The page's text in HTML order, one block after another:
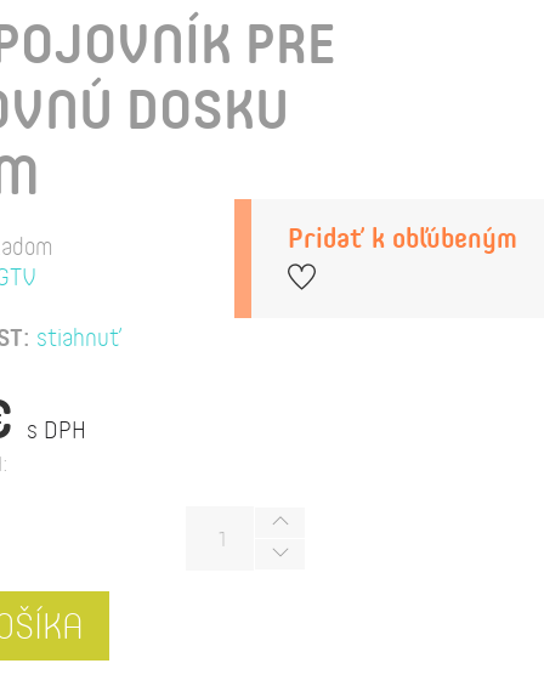
PRE
DOSKU
stiahnuť
Pridať k obľúbeným
s DPH